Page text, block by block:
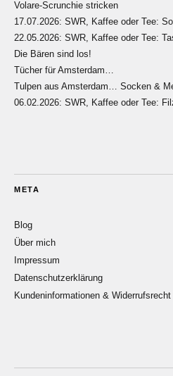
Volare-Scrunchie stricken
17.07.2026: SWR, Kaffee oder Tee:
22.05.2026: SWR, Kaffee oder Tee:
Die Bären sind los!
Tücher für Amsterdam…
Tulpen aus Amsterdam… Socken &
06.02.2026: SWR, Kaffee oder Tee:
META
Blog
Über mich
Impressum
Datenschutzerklärung
Kundeninformationen & Widerrufsrecht